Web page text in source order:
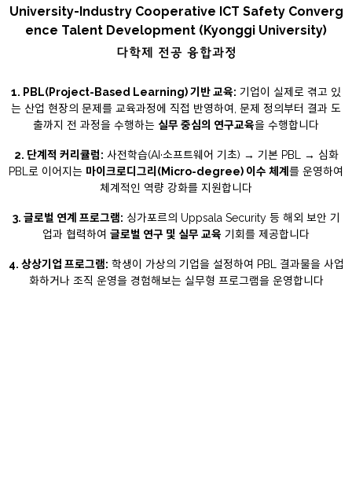
University-Industry Cooperative ICT Safety Converg
ence Talent Development (Kyonggi University)
다학제 전공 융합과정
1. PBL(Project-Based Learning) 기반 교육: 기업이 실제로 겪고 있
는 산업 현장의 문제를 교육과정에 직접 반영하여, 문제 정의부터 결과 도
출까지 전 과정을 수행하는 실무 중심의 연구교육을 수행합니다
2. 단계적 커리큘럼: 사전학습(AI·소프트웨어 기초) → 기본 PBL → 심화
PBL로 이어지는 마이크로디그리(Micro-degree) 이수 체계 를 운영하여
체계적인 역량 강화를 지원합니다
3. 글로벌 연계 프로그램: 싱가포르의 Uppsala Security 등 해외 보안 기
업과 협력하여 글로벌 연구 및 실무 교육 기회를 제공합니다
4. 상상기업 프로그램: 학생이 가상의 기업을 설정하여 PBL 결과물을 사업
화하거나 조직 운영을 경험해보는 실무형 프로그램을 운영합니다